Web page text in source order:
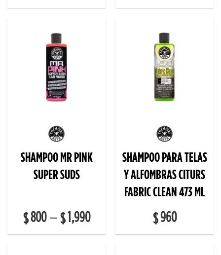
SHAMPOO MR PINK
SUPER SUDS
$800– $1,990
SHAMPOO PARA TELAS
Y ALFOMBRAS CITURS
FABRIC CLEAN 473 ML
$960